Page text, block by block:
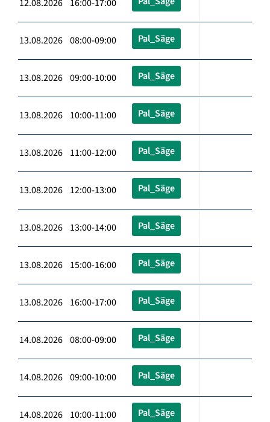
12.08.2026 16:00-17:00
13.08.2026 08:00-09:00 Pal_Säge
13.08.2026 09:00-10:00 Pal_Säge
13.08.2026 10:00-11:00 Pal_Säge
13.08.2026 11:00-12:00 Pal_Säge
13.08.2026 12:00-13:00 Pal_Säge
13.08.2026 13:00-14:00 Pal_Säge
13.08.2026 15:00-16:00 Pal_Säge
13.08.2026 16:00-17:00 Pal_Säge
14.08.2026 08:00-09:00 Pal_Säge
14.08.2026 09:00-10:00 Pal_Säge
14.08.2026 10:00-11:00 Pal_Säge